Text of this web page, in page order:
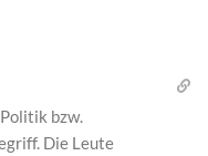
bzw.
Die Leute